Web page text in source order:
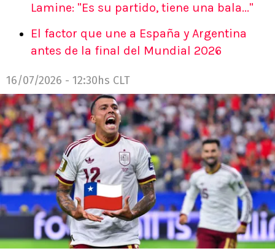
Lamine: "Es su partido, tiene una bala..."
El factor que une a España y Argentina
antes de la final del Mundial 2026
16/07/2026 - 12:30hs CLT